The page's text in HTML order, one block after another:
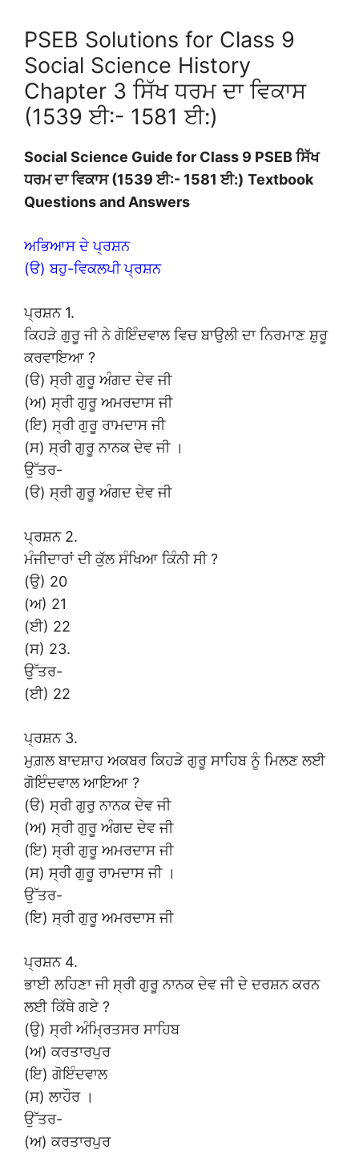
PSEB Solutions for Class 9
Social Science History
Chapter 3 ਸਿੱਖ ਧਰਮ ਦਾ ਵਿਕਾਸ
(1539 ਈ:- 1581 ਈ:)
Social Science Guide for Class 9 PSEB ਸਿੱਖ
ਧਰਮ ਦਾ ਵਿਕਾਸ (1539 ਈ:- 1581 ਈ:) Textbook
Questions and Answers
ਅਭਿਆਸ ਦੇ ਪ੍ਰਸ਼ਨ
(ੳ) ਬਹੁ-ਵਿਕਲਪੀ ਪ੍ਰਸ਼ਨ
ਪ੍ਰਸ਼ਨ 1.
ਕਿਹੜੇ ਗੁਰੂ ਜੀ ਨੇ ਗੋਇੰਦਵਾਲ ਵਿਚ ਬਾਉਲੀ ਦਾ ਨਿਰਮਾਣ ਸ਼ੁਰੂ
ਕਰਵਾਇਆ ?
(ੳ) ਸ੍ਰੀ ਗੁਰੂ ਅੰਗਦ ਦੇਵ ਜੀ
(ਅ) ਸ੍ਰੀ ਗੁਰੂ ਅਮਰਦਾਸ ਜੀ
(ਇ) ਸ੍ਰੀ ਗੁਰੂ ਰਾਮਦਾਸ ਜੀ
(ਸ) ਸ੍ਰੀ ਗੁਰੂ ਨਾਨਕ ਦੇਵ ਜੀ ।
ਉੱਤਰ-
(ੳ) ਸ੍ਰੀ ਗੁਰੂ ਅੰਗਦ ਦੇਵ ਜੀ
ਪ੍ਰਸ਼ਨ 2.
ਮੰਜੀਦਾਰਾਂ ਦੀ ਕੁੱਲ ਸੰਖਿਆ ਕਿੰਨੀ ਸੀ ?
(ਉ) 20
(ਅ) 21
(ਈ) 22
(ਸ) 23.
ਉੱਤਰ-
(ਈ) 22
ਪ੍ਰਸ਼ਨ 3.
ਮੁਗ਼ਲ ਬਾਦਸ਼ਾਹ ਅਕਬਰ ਕਿਹੜੇ ਗੁਰੂ ਸਾਹਿਬ ਨੂੰ ਮਿਲਣ ਲਈ
ਗੋਇੰਦਵਾਲ ਆਇਆ ?
(ੳ) ਸ੍ਰੀ ਗੁਰੁ ਨਾਨਕ ਦੇਵ ਜੀ
(ਅ) ਸ੍ਰੀ ਗੁਰੂ ਅੰਗਦ ਦੇਵ ਜੀ
(ਇ) ਸ੍ਰੀ ਗੁਰੂ ਅਮਰਦਾਸ ਜੀ
(ਸ) ਸ੍ਰੀ ਗੁਰੂ ਰਾਮਦਾਸ ਜੀ ।
ਉੱਤਰ-
(ਇ) ਸ੍ਰੀ ਗੁਰੂ ਅਮਰਦਾਸ ਜੀ
ਪ੍ਰਸ਼ਨ 4.
ਭਾਈ ਲਹਿਣਾ ਜੀ ਸ੍ਰੀ ਗੁਰੂ ਨਾਨਕ ਦੇਵ ਜੀ ਦੇ ਦਰਸ਼ਨ ਕਰਨ
ਲਈ ਕਿੱਥੇ ਗਏ ?
(ਉ) ਸ੍ਰੀ ਅੰਮ੍ਰਿਤਸਰ ਸਾਹਿਬ
(ਅ) ਕਰਤਾਰਪੁਰ
(ਇ) ਗੋਇੰਦਵਾਲ
(ਸ) ਲਾਹੌਰ ।
ਉੱਤਰ-
(ਅ) ਕਰਤਾਰਪੁਰ